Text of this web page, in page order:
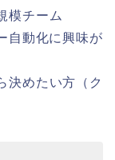
模チーム
自動化に興味が
決めたい方（ク